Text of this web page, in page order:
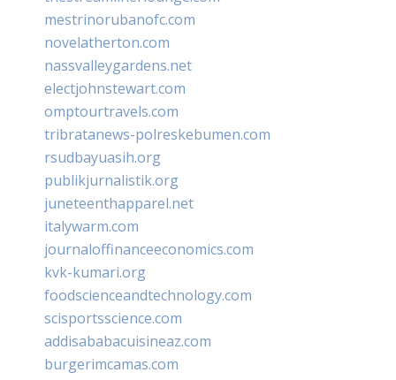
mestrinorubanofc.com
novelatherton.com
nassvalleygardens.net
electjohnstewart.com
omptourtravels.com
tribratanews-polreskebumen.com
rsudbayuasih.org
publikjurnalistik.org
juneteenthapparel.net
italywarm.com
journaloffinanceeconomics.com
kvk-kumari.org
foodscienceandtechnology.com
scisportsscience.com
addisababacuisineaz.com
burgerimcamas.com